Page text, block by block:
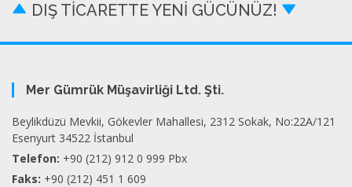
DIŞ TİCARETTE YENİ GÜCÜNÜZ!
Mer Gümrük Müşavirliği Ltd. Şti.
Beylikdüzü Mevkii, Gökevler Mahallesi, 2312 Sokak, No:22A/121
Esenyurt 34522 İstanbul
Telefon: +90 (212) 912 0 999 Pbx
Faks: +90 (212) 451 1 609